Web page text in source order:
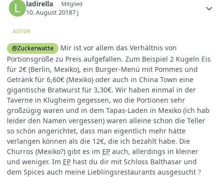
ladirella Mitglied
10. August 20187 j
AUTOR
@Zuckerwatte
Mir ist vor allem das Verhältnis von
Portionsgröße zu Preis aufgefallen. Zum Beispiel 2 Kugeln Eis
für 2€ (Berlin, Mexiko), ein Burger-Menü mit Pommes und
Getränk für 6,60€ (Mexiko) oder auch in China Town eine
gigantische Bratwurst für 3,30€. Wir haben einmal in der
Taverne in Klugheim gegessen, wo die Portionen sehr
großzügig waren und in dem Tapas-Laden in Mexiko (ich hab
leider den Namen vergessen) waren alleine schon die Teller
so schön angerichtet, dass man eigentlich mehr hätte
verlangen können als die 12€, die ich bezahlt habe. Die
Churros (Mexiko?) gibt es im EP auch, allerdings in kleiner
und weniger. Im EP hast du dir mit Schloss Balthasar und
dem Spices auch meine Lieblingsrestaurants ausgesucht ?